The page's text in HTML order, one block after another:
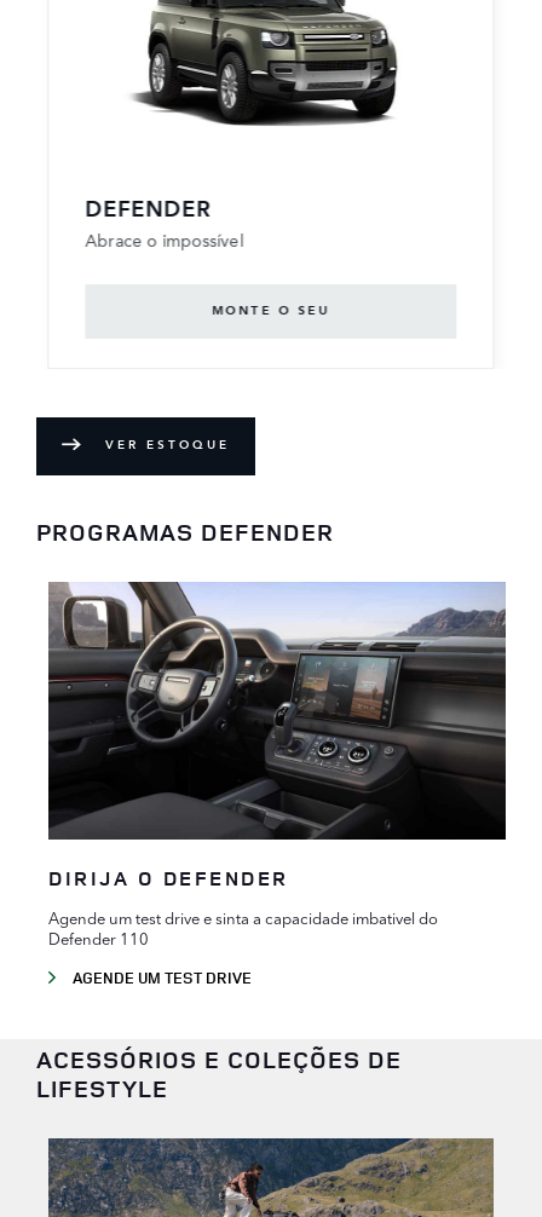
DEFENDER
Abrace o impossível
MONTE O SEU
VER ESTOQUE
PROGRAMAS DEFENDER
DIRIJA O DEFENDER
Agende um test drive e sinta a capacidade imbativel do
Defender 110
AGENDE UM TEST DRIVE
ACESSÓRIOS E COLEÇÕES DE
LIFESTYLE